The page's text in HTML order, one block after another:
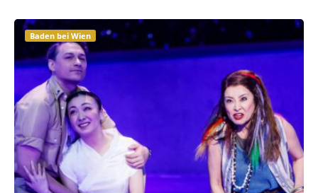
Baden bei Wien